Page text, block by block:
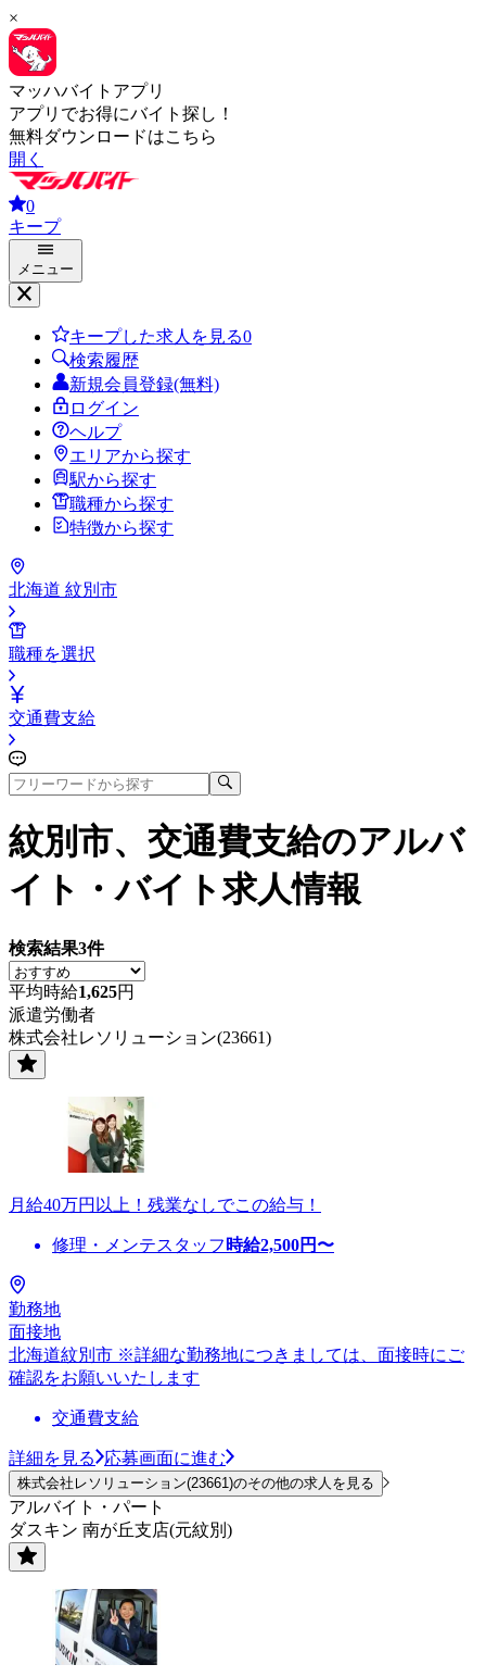
×
マッハバイトアプリ
アプリでお得にバイト探し！
無料ダウンロードはこちら
開く
0
キープ
メニュー
キープした求人を見る0
検索履歴
新規会員登録(無料)
ログイン
ヘルプ
エリアから探す
駅から探す
職種から探す
特徴から探す
北海道 紋別市
職種を選択
交通費支給
紋別市、交通費支給のアルバ
イト・バイト求人情報
検索結果3件
平均時給1,625円
派遣労働者
株式会社レソリューション(23661)
月給40万円以上！残業なしでこの給与！
修理・メンテスタッフ 時給2,500円〜
勤務地
面接地
北海道紋別市 ※詳細な勤務地につきましては、面接時にご
確認をお願いいたします
交通費支給
詳細を見る 応募画面に進む
株式会社レソリューション(23661)のその他の求人を見る
アルバイト・パート
ダスキン 南が丘支店(元紋別)